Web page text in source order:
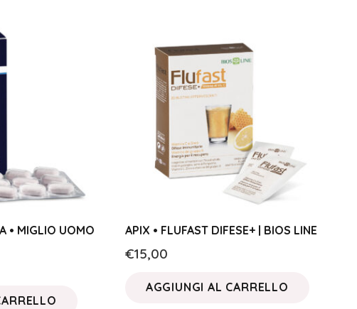
• MIGLIO UOMO
APIX • FLUFAST DIFESE+ | BIOS LINE
€15,00
AGGIUNGI AL CARRELLO